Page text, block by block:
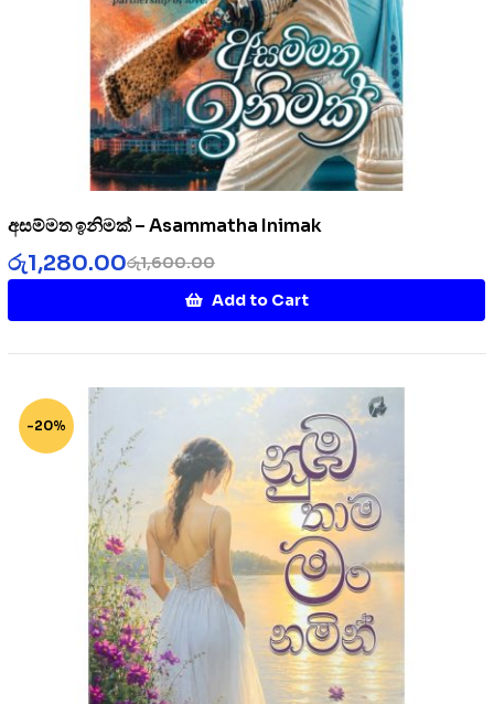
අසම්මත ඉනිමක් – Asammatha Inimak
රු1,600.00
රු1,280.00
Add to Cart
-20%